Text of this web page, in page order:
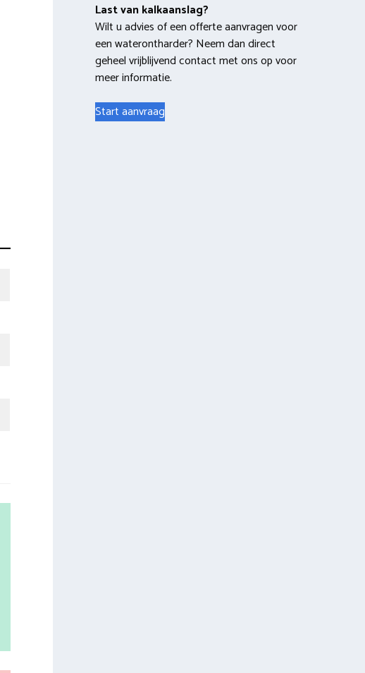
Last van kalkaanslag?
Wilt u advies of een offerte aanvragen voor
een waterontharder? Neem dan direct
geheel vrijblijvend contact met ons op voor
meer informatie.
Start aanvraag